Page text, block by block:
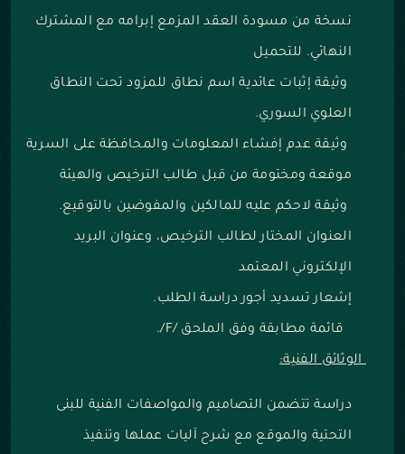
نسخة من مسودة العقد المزمع إبرامه مع المشترك
النهائي. للتحميل
وثيقة إثبات عائدية اسم نطاق للمزود تحت النطاق
العلوي السوري.
وثيقة عدم إفشاء المعلومات والمحافظة على السرية
موقعة ومختومة من قبل طالب الترخيص والهيئة
وثيقة لاحكم عليه للمالكين والمفوضين بالتوقيع.
العنوان المختار لطالب الترخيص، وعنوان البريد
الإلكتروني المعتمد
‌إشعار تسديد أجور دراسة الطلب.
قائمة مطابقة وفق الملحق /F/.
الوثائق الفنية:
دراسة تتضمن التصاميم والمواصفات الفنية للبنى
التحتية والموقع مع شرح آليات عملها وتنفيذ